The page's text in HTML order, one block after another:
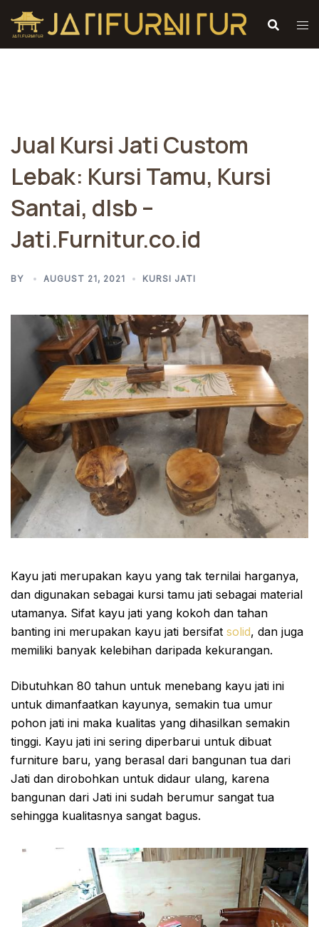
Skip
content
Jual Kursi Jati Custom
Lebak: Kursi Tamu, Kursi
Santai, dlsb –
Jati.Furnitur.co.id
BY AUGUST 21, 2021 KURSI JATI
Kayu jati merupakan kayu yang tak ternilai harganya,
dan digunakan sebagai kursi tamu jati sebagai material
utamanya. Sifat kayu jati yang kokoh dan tahan
banting ini merupakan kayu jati bersifat solid, dan juga
memiliki banyak kelebihan daripada kekurangan.
Dibutuhkan 80 tahun untuk menebang kayu jati ini
untuk dimanfaatkan kayunya, semakin tua umur
pohon jati ini maka kualitas yang dihasilkan semakin
tinggi. Kayu jati ini sering diperbarui untuk dibuat
furniture baru, yang berasal dari bangunan tua dari
Jati dan dirobohkan untuk didaur ulang, karena
bangunan dari Jati ini sudah berumur sangat tua
sehingga kualitasnya sangat bagus.